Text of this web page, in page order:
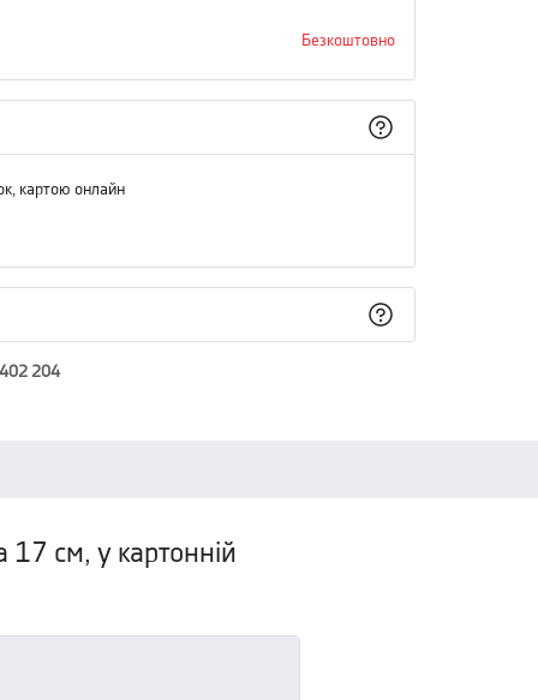
Безкоштовно
картою онлайн
204
см, у картонній